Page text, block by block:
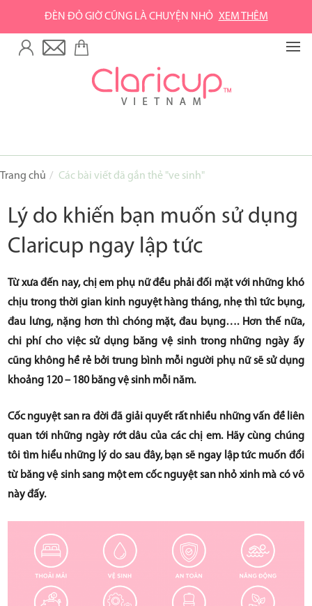
ĐÈN ĐỎ GIỜ CŨNG LÀ CHUYỆN NHỎ XEM THÊM
Trang chủ Các bài viết đã gắn thẻ "ve sinh"
Lý do khiến bạn muốn sử dụng
Claricup ngay lập tức
Từ xưa đến nay, chị em phụ nữ đều phải đối mặt với những khó
chịu trong thời gian kinh nguyệt hàng tháng, nhẹ thì tức bụng,
đau lưng, nặng hơn thì chóng mặt, đau bụng…. Hơn thế nữa,
chi phí cho việc sử dụng băng vệ sinh trong những ngày ấy
cũng không hề rẻ bởi trung bình mỗi người phụ nữ sẽ sử dụng
khoảng 120 – 180 băng vệ sinh mỗi năm.
Cốc nguyệt san ra đời đã giải quyết rất nhiều những vấn đề liên
quan tới những ngày rớt dâu của các chị em. Hãy cùng chúng
tôi tìm hiểu những lý do sau đây, bạn sẽ ngay lập tức muốn đổi
từ băng vệ sinh sang một em cốc nguyệt san nhỏ xinh mà có võ
này đấy.
VỀ GREEN LIFE
Về Green Life
SẢN PHẨM
Phụ kiện vệ sinh cốc
Combo sản phẩm
Mua hàng online
Danh sách đại lý
TIN TỨC
Tin sản phẩm
Tin Sức khỏe
LIÊN HỆ
HƯỚNG DẪN SỬ DỤNG CỐC NGUYỆT SAN
HƯỚNG DẪN CÁCH CHỌN SIZE CỐC
CLARICUP